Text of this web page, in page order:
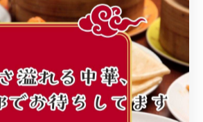
な食材を厳選し、旬の味わいを活か
行っています。例えば、地元産の野
し、素材本来の旨味を最大限に引
の姿勢が、春日部中華ならではの豊
的な食事の提供につながっていま